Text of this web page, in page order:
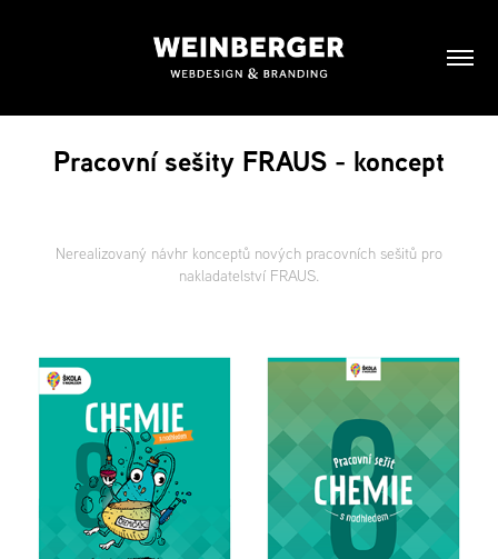
Pracovní sešity FRAUS - koncept
Nerealizovaný návhr konceptů nových pracovních sešitů pro
nakladatelství FRAUS.